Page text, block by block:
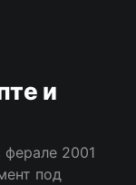
– такие
и
2001
под